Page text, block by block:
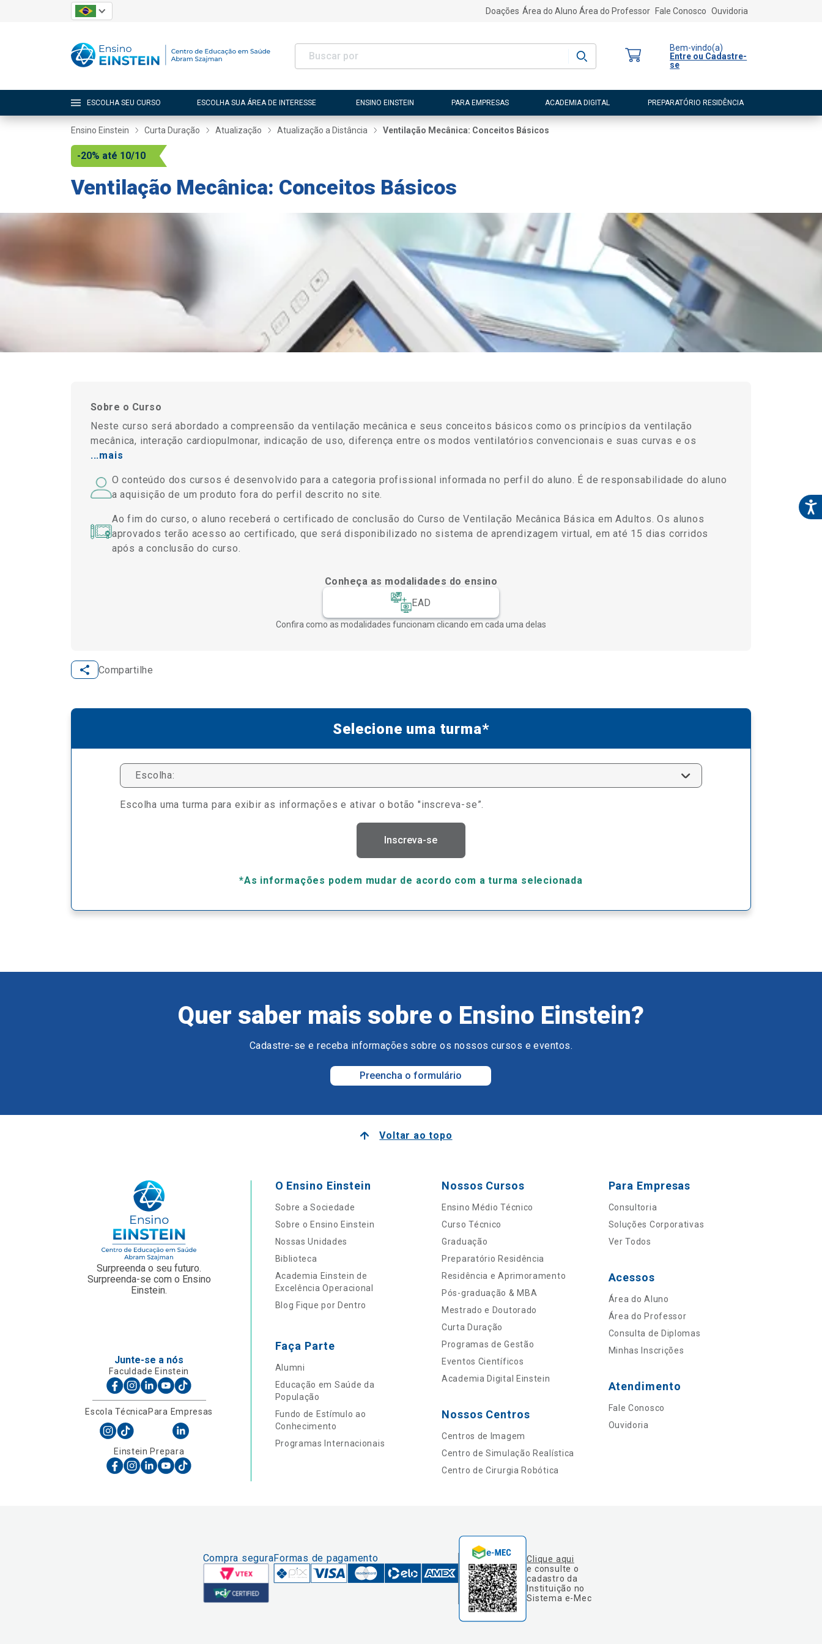
Doações Área do Aluno Área do Professor Fale Conosco Ouvidoria
Bem-vindo(a)
Entre ou Cadastre-
se
ESCOLHA SEU CURSO ESCOLHA SUA ÁREA DE INTERESSE ENSINO EINSTEIN PARA EMPRESAS ACADEMIA DIGITAL PREPARATÓRIO RESIDÊNCIA
Ensino Einstein Curta Duração Atualização Atualização a Distância Ventilação Mecânica: Conceitos Básicos
-20% até 10/10
Ventilação Mecânica: Conceitos Básicos
Sobre o Curso
Neste curso será abordado a compreensão da ventilação mecânica e seus conceitos básicos como os princípios da ventilação
mecânica, interação cardiopulmonar, indicação de uso, diferença entre os modos ventilatórios convencionais e suas curvas e os
...mais
O conteúdo dos cursos é desenvolvido para a categoria profissional informada no perfil do aluno. É de responsabilidade do aluno
a aquisição de um produto fora do perfil descrito no site.
Ao fim do curso, o aluno receberá o certificado de conclusão do Curso de Ventilação Mecânica Básica em Adultos. Os alunos
aprovados terão acesso ao certificado, que será disponibilizado no sistema de aprendizagem virtual, em até 15 dias corridos
após a conclusão do curso.
Conheça as modalidades do ensino
EAD
Confira como as modalidades funcionam clicando em cada uma delas
Compartilhe
Selecione uma turma*
Escolha:
Escolha uma turma para exibir as informações e ativar o botão "inscreva-se”.
Inscreva-se
*As informações podem mudar de acordo com a turma selecionada
Quer saber mais sobre o Ensino Einstein?
Cadastre-se e receba informações sobre os nossos cursos e eventos.
Preencha o formulário
Voltar ao topo
Surpreenda o seu futuro.
Surpreenda-se com o Ensino
Einstein.
Junte-se a nós
Faculdade Einstein
Escola TécnicaPara Empresas
Einstein Prepara
O Ensino Einstein
Sobre a Sociedade
Sobre o Ensino Einstein
Nossas Unidades
Biblioteca
Academia Einstein de
Excelência Operacional
Blog Fique por Dentro
Faça Parte
Alumni
Educação em Saúde da
População
Fundo de Estímulo ao
Conhecimento
Programas Internacionais
Nossos Cursos
Ensino Médio Técnico
Curso Técnico
Graduação
Preparatório Residência
Residência e Aprimoramento
Pós-graduação & MBA
Mestrado e Doutorado
Curta Duração
Programas de Gestão
Eventos Científicos
Academia Digital Einstein
Nossos Centros
Centros de Imagem
Centro de Simulação Realística
Centro de Cirurgia Robótica
Para Empresas
Consultoria
Soluções Corporativas
Ver Todos
Acessos
Área do Aluno
Área do Professor
Consulta de Diplomas
Minhas Inscrições
Atendimento
Fale Conosco
Ouvidoria
Compra seguraFormas de pagamento
Clique aqui
e consulte o
cadastro da
Instituição no
Sistema e-Mec